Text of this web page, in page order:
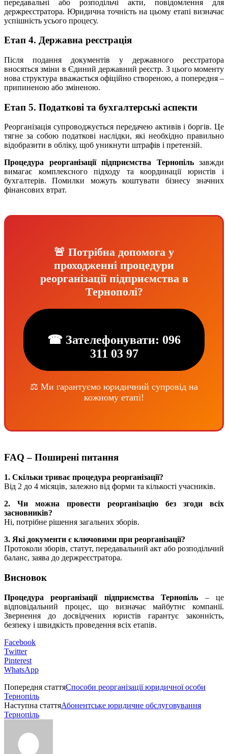
передавальні або розподільчі акти, повідомлення для
держреєстратора. Юридична точність на цьому етапі визначає
успішність усього процесу.
Етап 4. Державна реєстрація
Після подання документів у державного реєстратора
вносяться зміни в Єдиний державний реєстр. З цього моменту
нова структура вважається офіційно створеною, а попередня –
припиненою або зміненою.
Етап 5. Податкові та бухгалтерські аспекти
Реорганізація супроводжується передачею активів і боргів. Це
тягне за собою податкові наслідки, які необхідно правильно
відобразити в обліку, щоб уникнути штрафів і претензій.
Процедура реорганізації підприємства Тернопільзавжди
вимагає комплексного підходу та координації юристів і
бухгалтерів. Помилки можуть коштувати бізнесу значних
фінансових втрат.
🚨 Потрібна допомога у
проходженні процедури
реорганізації підприємства в
Тернополі?
☎ Зателефонувати: 096
311 03 97
⚖️ Ми гарантуємо юридичний супровід на
кожному етапі!
FAQ – Поширені питання
1. Скільки триває процедура реорганізації?
Від 2 до 4 місяців, залежно від форми та кількості учасників.
2. Чи можна провести реорганізацію без згоди всіх
засновників?
Ні, потрібне рішення загальних зборів.
3. Які документи є ключовими при реорганізації?
Протоколи зборів, статут, передавальний акт або розподільчий
баланс, заява до держреєстратора.
Висновок
Процедура реорганізації підприємства Тернопіль – це
відповідальний процес, що визначає майбутнє компанії.
Звернення до досвідчених юристів гарантує законність,
безпеку і швидкість проведення всіх етапів.
Facebook
Twitter
Pinterest
WhatsApp
Попередня статтяСпособи реорганізації юридичної особи
Тернопіль
Наступна статтяАбонентське юридичне обслуговування
Тернопіль